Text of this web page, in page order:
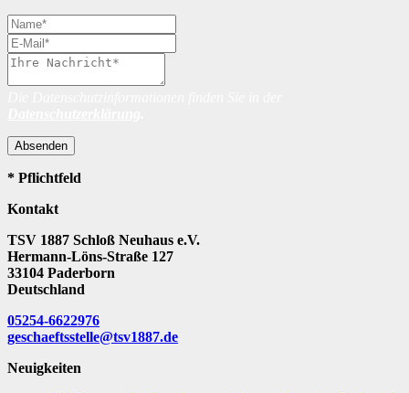
Absenden
* Pflichtfeld
Kontakt
TSV 1887 Schloß Neuhaus e.V.
Hermann-Löns-Straße 127
33104 Paderborn
Deutschland
05254-6622976
geschaeftsstelle@tsv1887.de
Neuigkeiten